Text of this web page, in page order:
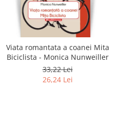
Viata romantata a coanei Mita
Biciclista - Monica Nunweiller
33,22 Lei
26,24 Lei